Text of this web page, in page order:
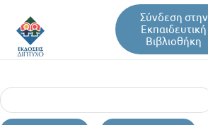
Σύνδεση στην
Εκπαιδευτική
Βιβλιοθήκη
Φόρμα αναζήτησης